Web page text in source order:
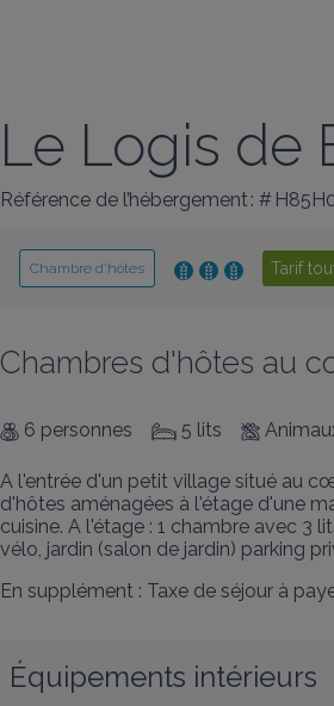
Le Logis de
Référence de l’hébergement : #
Chambre d’hôtes Tarif
Chambres d'hôtes au
6 personnes 5 lits
A l'entrée d'un petit village situé au
d'hôtes aménagées à l'étage d'une
cuisine. A l'étage : 1 chambre avec 3
vélo, jardin (salon de jardin) parking
En supplément : Taxe de séjour à
Équipements intérieurs